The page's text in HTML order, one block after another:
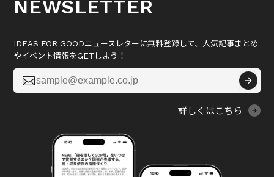
NEWSLETTER
IDEAS FOR GOODニュースレターに無料登録して、人気記事まとめ
やイベント情報をGETしよう！

詳しくはこちら